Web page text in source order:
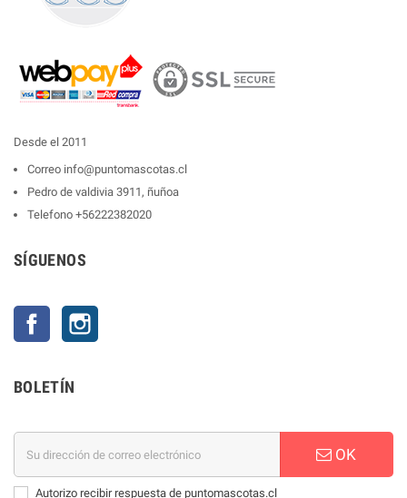
Desde el 2011
Correo info@puntomascotas.cl
Pedro de valdivia 3911, ñuñoa
Telefono +56222382020
SÍGUENOS
Facebook
BOLETÍN
OK
Autorizo recibir respuesta de puntomascotas.cl